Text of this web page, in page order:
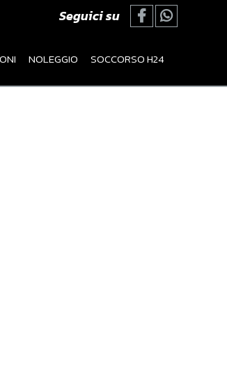
Seguici su
NOLEGGIO SOCCORSO H24